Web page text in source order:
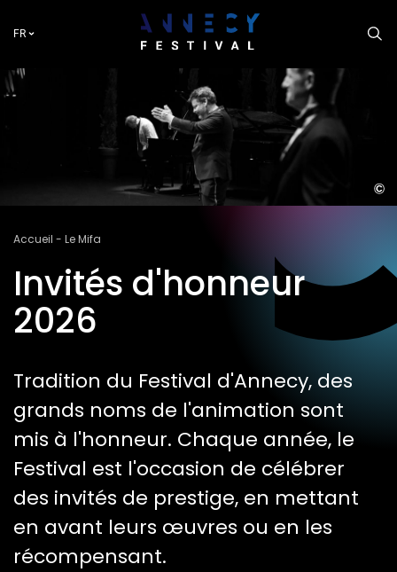
au
principal
FR
Fil
Accueil Le Mifa
Invités d'honneur
2026
Tradition du Festival d'Annecy, des
grands noms de l'animation sont
mis à l'honneur. Chaque année, le
Festival est l'occasion de célébrer
des invités de prestige, en mettant
en avant leurs œuvres ou en les
récompensant.